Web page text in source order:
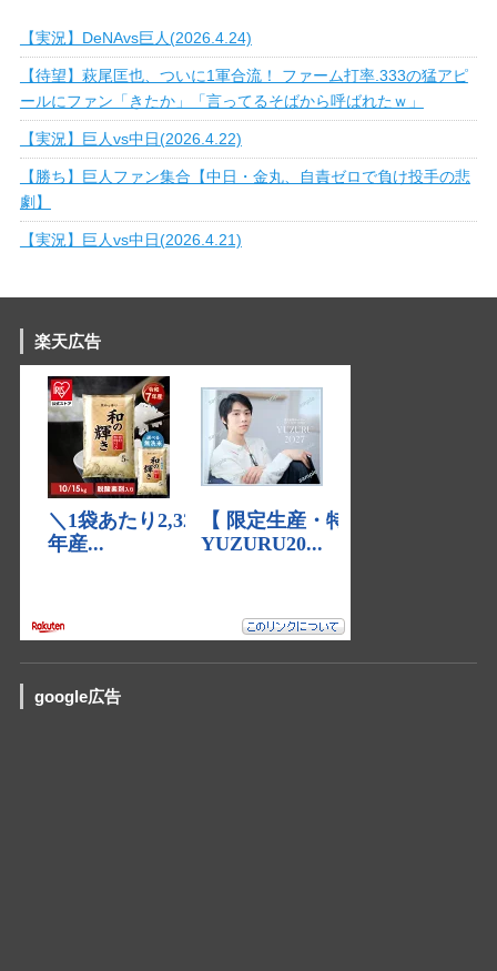
【実況】DeNAvs巨人(2026.4.24)
【待望】萩尾匡也、ついに1軍合流！ ファーム打率.333の猛アピ
ールにファン「きたか」「言ってるそばから呼ばれたｗ」
【実況】巨人vs中日(2026.4.22)
【勝ち】巨人ファン集合【中日・金丸、自責ゼロで負け投手の悲
劇】
【実況】巨人vs中日(2026.4.21)
楽天広告
google広告